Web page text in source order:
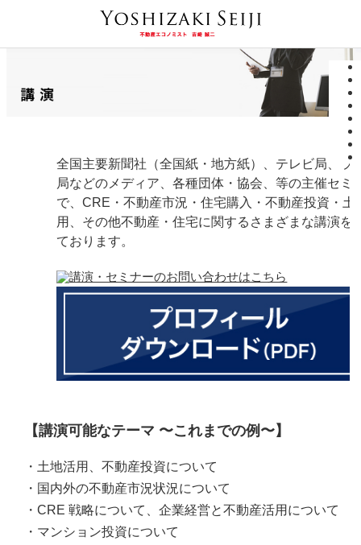
全国主要新聞社（全国紙・地方紙）、テレビ局、ラ
局などのメディア、各種団体・協会、等の主催セミ
で、CRE・不動産市況・住宅購入・不動産投資・土
用、その他不動産・住宅に関するさまざまな講演を
ております。
【講演可能なテーマ 〜これまでの例〜】
・土地活用、不動産投資について
・国内外の不動産市況状況について
・CRE 戦略について、企業経営と不動産活用について
・マンション投資について